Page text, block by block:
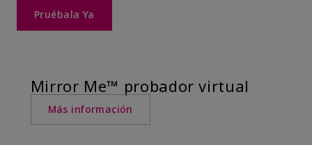
Pruébala Ya
Mirror Me™ probador virtual
Más información